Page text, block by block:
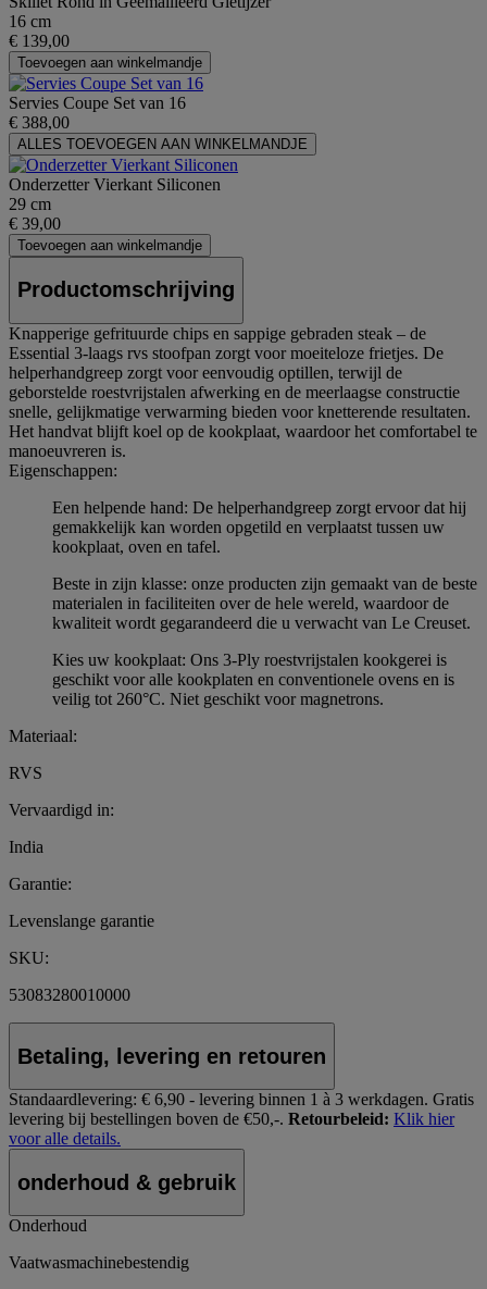
16 cm
€ 139,00
Toevoegen aan winkelmandje
Servies Coupe Set van 16
€ 388,00
ALLES TOEVOEGEN AAN WINKELMANDJE
Onderzetter Vierkant Siliconen
29 cm
€ 39,00
Toevoegen aan winkelmandje
Productomschrijving
Knapperige gefrituurde chips en sappige gebraden steak – de
Essential 3-laags rvs stoofpan zorgt voor moeiteloze frietjes. De
helperhandgreep zorgt voor eenvoudig optillen, terwijl de
geborstelde roestvrijstalen afwerking en de meerlaagse constructie
snelle, gelijkmatige verwarming bieden voor knetterende resultaten.
Het handvat blijft koel op de kookplaat, waardoor het comfortabel te
manoeuvreren is.
Eigenschappen:
Een helpende hand: De helperhandgreep zorgt ervoor dat hij
gemakkelijk kan worden opgetild en verplaatst tussen uw
kookplaat, oven en tafel.
Beste in zijn klasse: onze producten zijn gemaakt van de beste
materialen in faciliteiten over de hele wereld, waardoor de
kwaliteit wordt gegarandeerd die u verwacht van Le Creuset.
Kies uw kookplaat: Ons 3-Ply roestvrijstalen kookgerei is
geschikt voor alle kookplaten en conventionele ovens en is
veilig tot 260°C. Niet geschikt voor magnetrons.
Materiaal:
RVS
Vervaardigd in:
India
Garantie:
Levenslange garantie
SKU:
53083280010000
Betaling, levering en retouren
Standaardlevering: € 6,90 - levering binnen 1 à 3 werkdagen. Gratis
levering bij bestellingen boven de €50,-. Retourbeleid: Klik hier
voor alle details.
onderhoud & gebruik
Onderhoud
Vaatwasmachinebestendig